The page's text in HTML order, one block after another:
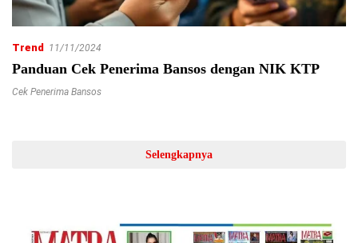
Trend 11/11/2024
Panduan Cek Penerima Bansos dengan NIK KTP
Cek Penerima Bansos
Selengkapnya